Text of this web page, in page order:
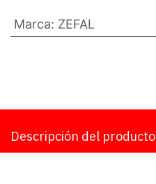
Marca: ZEFAL
Descripción del producto